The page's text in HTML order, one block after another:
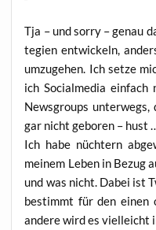
Tja – und sor­ry – genau
te­gien ent­wi­ckeln,
umzu­ge­hen. Ich set­ze
ich Social­me­dia
News­groups
gar nicht gebo­ren – hust
Ich habe nüch­tern
mei­nem Leben in Bezug
und was nicht. Dabei ist
bestimmt für den einen
ande­re wird es viel­leicht